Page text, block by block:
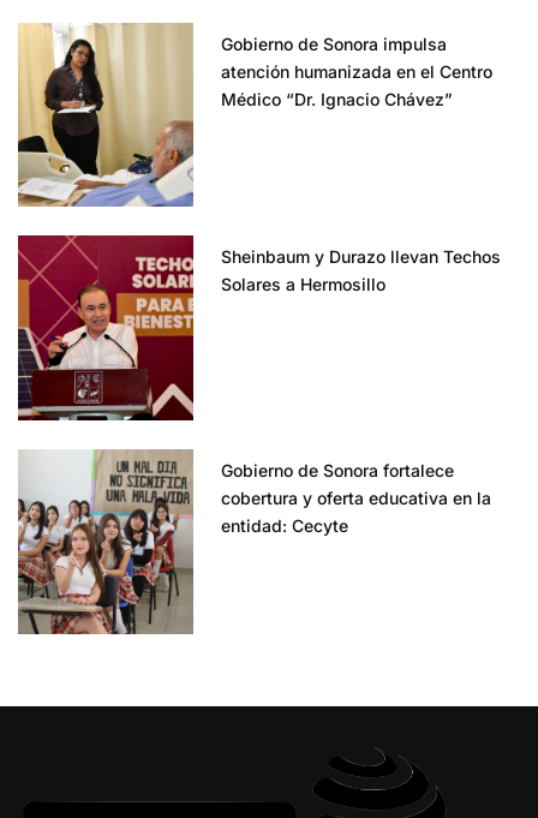
Gobierno de Sonora impulsa
atención humanizada en el Centro
Médico “Dr. Ignacio Chávez”
Sheinbaum y Durazo llevan Techos
Solares a Hermosillo
Gobierno de Sonora fortalece
cobertura y oferta educativa en la
entidad: Cecyte